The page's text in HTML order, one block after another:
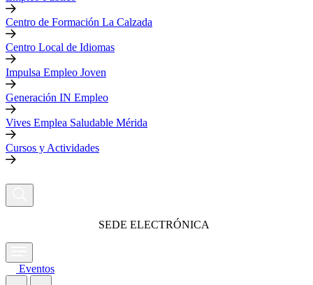
Centro de Formación La Calzada
Centro Local de Idiomas
Impulsa Empleo Joven
Generación IN Empleo
Vives Emplea Saludable Mérida
Cursos y Actividades
SEDE ELECTRÓNICA
Eventos